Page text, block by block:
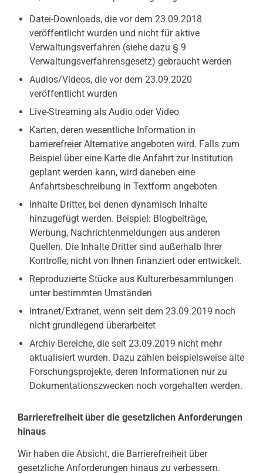
Datei-Downloads, die vor dem 23.09.2018
veröffentlicht wurden und nicht für aktive
Verwaltungsverfahren (siehe dazu § 9
Verwaltungsverfahrensgesetz) gebraucht werden
Audios/Videos, die vor dem 23.09.2020
veröffentlicht wurden
Live-Streaming als Audio oder Video
Karten, deren wesentliche Information in
barrierefreier Alternative angeboten wird. Falls zum
Beispiel über eine Karte die Anfahrt zur Institution
geplant werden kann, wird daneben eine
Anfahrtsbeschreibung in Textform angeboten
Inhalte Dritter, bei denen dynamisch Inhalte
hinzugefügt werden. Beispiel: Blogbeiträge,
Werbung, Nachrichtenmeldungen aus anderen
Quellen. Die Inhalte Dritter sind außerhalb Ihrer
Kontrolle, nicht von Ihnen finanziert oder entwickelt.
Reproduzierte Stücke aus Kulturerbesammlungen
unter bestimmten Umständen
Intranet/Extranet, wenn seit dem 23.09.2019 noch
nicht grundlegend überarbeitet
Archiv-Bereiche, die seit 23.09.2019 nicht mehr
aktualisiert wurden. Dazu zählen beispielsweise alte
Forschungsprojekte, deren Informationen nur zu
Dokumentationszwecken noch vorgehalten werden.
Barrierefreiheit über die gesetzlichen Anforderungen
hinaus
Wir haben die Absicht, die Barrierefreiheit über
gesetzliche Anforderungen hinaus zu verbessern.